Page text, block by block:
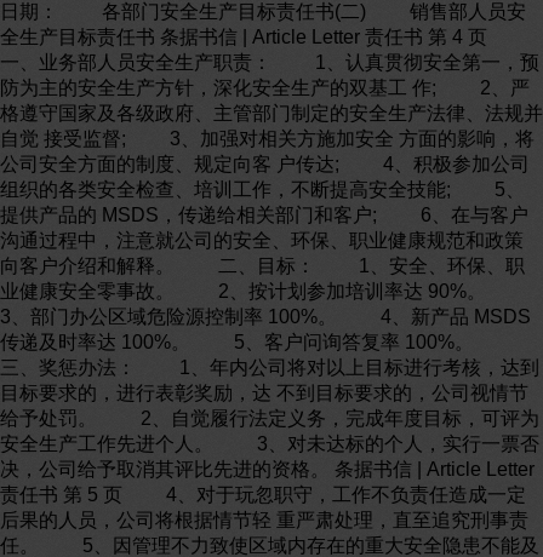
日期： 各部门安全生产目标责任书(二) 销售部人员安
全生产目标责任书 条据书信 | Article Letter 责任书 第 4 页
一、业务部人员安全生产职责： 1、认真贯彻安全第一，预
防为主的安全生产方针，深化安全生产的双基工 作; 2、严
格遵守国家及各级政府、主管部门制定的安全生产法律、法规并
自觉 接受监督; 3、加强对相关方施加安全 方面的影响，将
公司安全方面的制度、规定向客 户传达; 4、积极参加公司
组织的各类安全检查、培训工作，不断提高安全技能; 5、
提供产品的 MSDS，传递给相关部门和客户; 6、在与客户
沟通过程中，注意就公司的安全、环保、职业健康规范和政策
向客户介绍和解释。 二、目标： 1、安全、环保、职
业健康安全零事故。 2、按计划参加培训率达 90%。
3、部门办公区域危险源控制率 100%。 4、新产品 MSDS
传递及时率达 100%。 5、客户问询答复率 100%。
三、奖惩办法： 1、年内公司将对以上目标进行考核，达到
目标要求的，进行表彰奖励，达 不到目标要求的，公司视情节
给予处罚。 2、自觉履行法定义务，完成年度目标，可评为
安全生产工作先进个人。 3、对未达标的个人，实行一票否
决，公司给予取消其评比先进的资格。 条据书信 | Article Letter
责任书 第 5 页 4、对于玩忽职守，工作不负责任造成一定
后果的人员，公司将根据情节轻 重严肃处理，直至追究刑事责
任。 5、因管理不力致使区域内存在的重大安全隐患不能及